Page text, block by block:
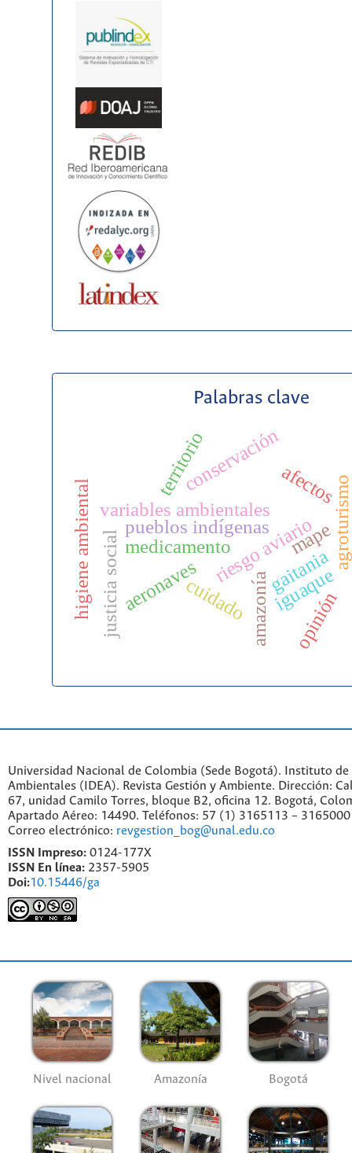
Palabras clave
variables ambientales
riesgo aviario
aeronaves gaitania
agroturismo
territorio
justicia social
pueblos indígenas
cuidado
afectos
conservación
iguaque
opinión
amazonía
mape
medicamento
higiene ambiental
Universidad Nacional de Colombia (Sede Bogotá). Instituto de
Ambientales (IDEA). Revista Gestión y Ambiente. Dirección:
67, unidad Camilo Torres, bloque B2, oficina 12. Bogotá,
Apartado Aéreo: 14490. Teléfonos: 57 (1) 3165113 –
Correo electrónico: revgestion_bog@unal.edu.co
ISSN Impreso: 0124-177X
ISSN En línea: 2357-5905
Doi:10.15446/ga
Nivel nacional Amazonía Bogotá